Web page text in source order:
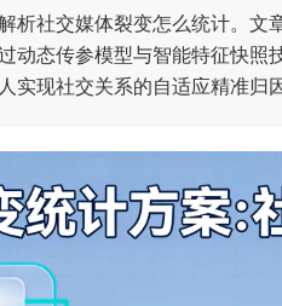
析社交媒体裂变怎么统计。
动态传参模型与智能特征快
实现社交关系的自适应精准归